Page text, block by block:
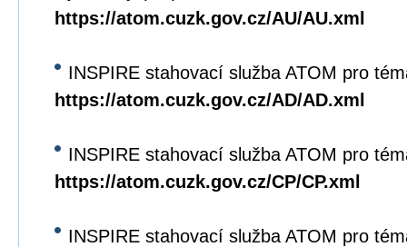
https://atom.cuzk.gov.cz/AU/AU.xml
INSPIRE stahovací služba ATOM pro
https://atom.cuzk.gov.cz/AD/AD.xml
INSPIRE stahovací služba ATOM pro
https://atom.cuzk.gov.cz/CP/CP.xml
INSPIRE stahovací služba ATOM pro